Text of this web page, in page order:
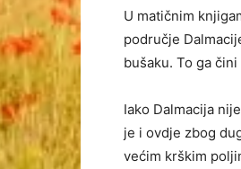
U matičnim
područje
bušaku. To ga
Iako Dalmacija
je i ovdje zbog
većim krškim